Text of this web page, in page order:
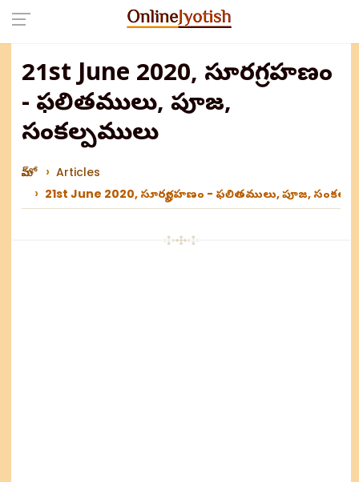
21st June 2020, సూర్యగ్రహణం
- ఫలితములు, పూజ,
సంకల్పములు
హోమ్
Articles
21st June 2020, సూర్యగ్రహణం - ఫలితములు, పూజ,